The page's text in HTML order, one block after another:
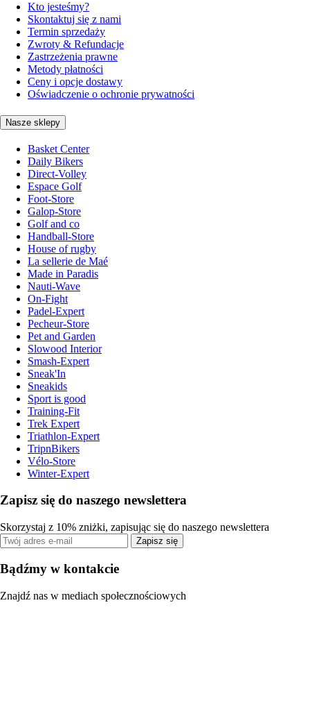
Kto jesteśmy?
Skontaktuj się z nami
Termin sprzedaży
Zwroty & Refundacje
Zastrzeżenia prawne
Metody płatności
Ceny i opcje dostawy
Oświadczenie o ochronie prywatności
Nasze sklepy
Basket Center
Daily Bikers
Direct-Volley
Espace Golf
Foot-Store
Galop-Store
Golf and co
Handball-Store
House of rugby
La sellerie de Maé
Made in Paradis
Nauti-Wave
On-Fight
Padel-Expert
Pecheur-Store
Pet and Garden
Slowood Interior
Smash-Expert
Sneak'In
Sneakids
Sport is good
Training-Fit
Trek Expert
Triathlon-Expert
TripnBikers
Vélo-Store
Winter-Expert
Zapisz się do naszego newslettera
Skorzystaj z 10% zniżki, zapisując się do naszego newslettera
Zapisz się
Bądźmy w kontakcie
Znajdź nas w mediach społecznościowych